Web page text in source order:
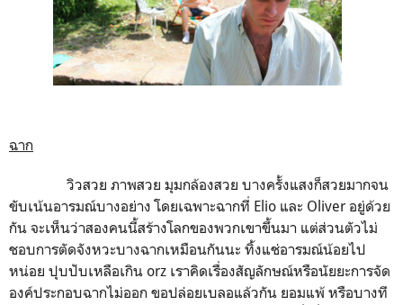
ฉาก
วิวสวย ภาพสวย มุมกล้องสวย บางครั้งแสงก็สวยมากจน
ขับเน้นอารมณ์บางอย่าง โดยเฉพาะฉากที่ Elio และ Oliver อยู่ด้วย
กัน จะเห็นว่าสองคนนี้สร้างโลกของพวกเขาขึ้นมา แต่ส่วนตัวไม่
ชอบการตัดจังหวะบางฉากเหมือนกันนะ ทิ้งแช่อารมณ์น้อยไป
หน่อย ปุบปับเหลือเกิน orz เราคิดเรื่องสัญลักษณ์หรือนัยยะการจัด
องค์ประกอบฉากไม่ออก ขอปล่อยเบลอแล้วกัน ยอมแพ้ หรือบางที